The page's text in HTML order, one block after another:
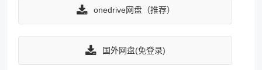
onedrive网盘（推荐）
国外网盘(免登录)